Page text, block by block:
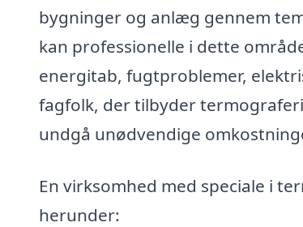
bygninger og anlæg gennem
kan professionelle i dette
energitab, fugtproblemer,
fagfolk, der tilbyder
undgå unødvendige
En virksomhed med speciale i
herunder: